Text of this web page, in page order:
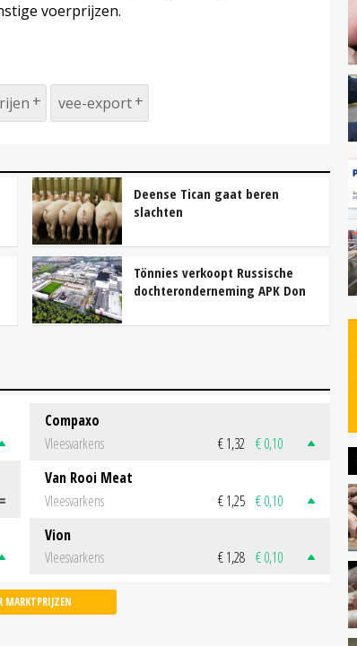
voerprijzen.
vee-export
Deense Tican gaat beren
slachten
Tönnies verkoopt Russische
dochteronderneming APK Don
Compaxo
Vleesvarkens
€ 1,32 € 0,10
Van Rooi Meat
Vleesvarkens
€ 1,25 € 0,10
Vion
Vleesvarkens
€ 1,28 € 0,10
MARKTPRIJZEN